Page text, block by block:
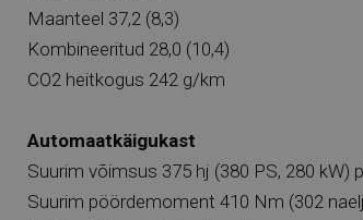
Maanteel 37,2 (8,3)
Kombineeritud 28,0 (10,4)
CO2 heitkogus 242 g/km
Automaatkäigukast
Suurim võimsus 375 hj (380 PS, 280 kW)
Suurim pöördemoment 410 Nm (302